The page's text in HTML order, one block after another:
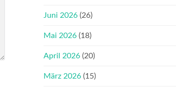
Juni 2026 (26)
Mai 2026 (18)
April 2026 (20)
März 2026 (15)